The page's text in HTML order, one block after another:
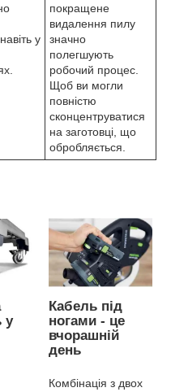
у
покращене
видалення пилу
значно
полегшують
робочий процес.
Щоб ви могли
повністю
сконцентруватися
на заготовці, що
обробляється.
у
Кабель під
ногами - це
вчорашній
день
Комбінація з двох